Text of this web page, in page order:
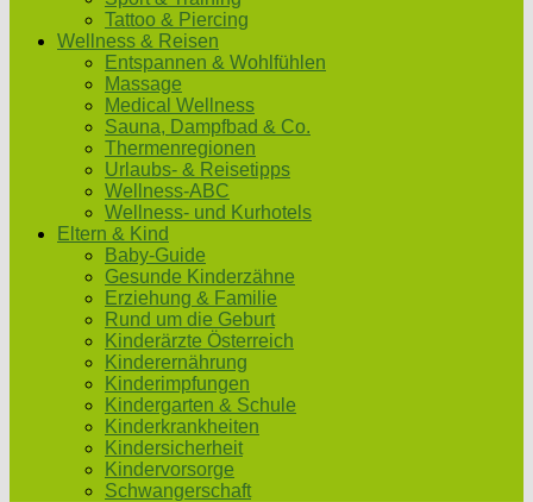
Tattoo & Piercing
Wellness & Reisen
Entspannen & Wohlfühlen
Massage
Medical Wellness
Sauna, Dampfbad & Co.
Thermenregionen
Urlaubs- & Reisetipps
Wellness-ABC
Wellness- und Kurhotels
Eltern & Kind
Baby-Guide
Gesunde Kinderzähne
Erziehung & Familie
Rund um die Geburt
Kinderärzte Österreich
Kinderernährung
Kinderimpfungen
Kindergarten & Schule
Kinderkrankheiten
Kindersicherheit
Kindervorsorge
Schwangerschaft